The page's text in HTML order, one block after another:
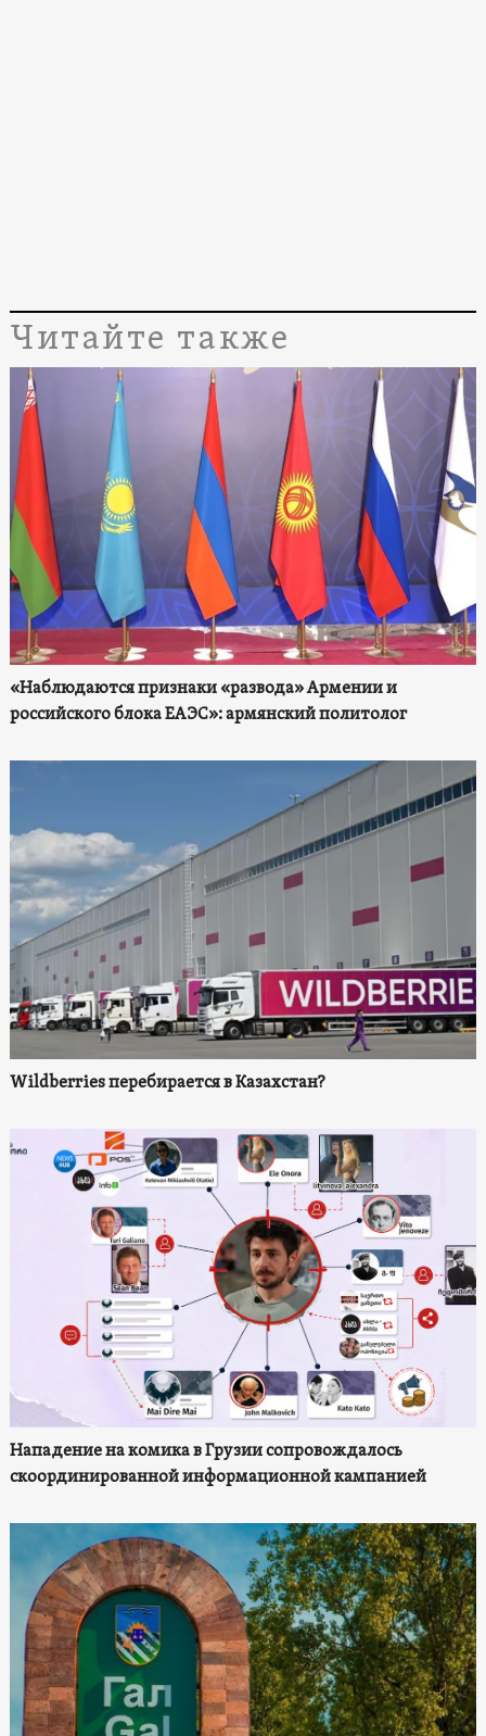
Читайте также
«Наблюдаются признаки «развода» Армении и
российского блока ЕАЭС»: армянский политолог
Wildberries перебирается в Казахстан?
Нападение на комика в Грузии сопровождалось
скоординированной информационной кампанией